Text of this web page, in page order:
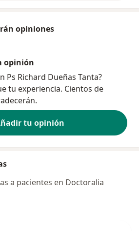
opiniones
opinión
Ps Richard Dueñas Tanta?
tu experiencia. Cientos de
tu opinión
a pacientes en Doctoralia